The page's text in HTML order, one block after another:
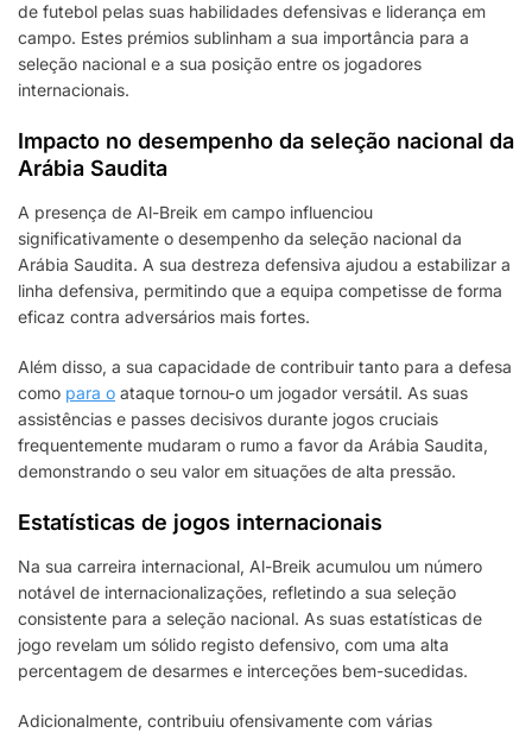
de futebol pelas suas habilidades defensivas e liderança em
campo. Estes prémios sublinham a sua importância para a
seleção nacional e a sua posição entre os jogadores
internacionais.
Impacto no desempenho da seleção nacional da
Arábia Saudita
A presença de Al-Breik em campo influenciou
significativamente o desempenho da seleção nacional da
Arábia Saudita. A sua destreza defensiva ajudou a estabilizar a
linha defensiva, permitindo que a equipa competisse de forma
eficaz contra adversários mais fortes.
Além disso, a sua capacidade de contribuir tanto para a defesa
como para o ataque tornou-o um jogador versátil. As suas
assistências e passes decisivos durante jogos cruciais
frequentemente mudaram o rumo a favor da Arábia Saudita,
demonstrando o seu valor em situações de alta pressão.
Estatísticas de jogos internacionais
Na sua carreira internacional, Al-Breik acumulou um número
notável de internacionalizações, refletindo a sua seleção
consistente para a seleção nacional. As suas estatísticas de
jogo revelam um sólido registo defensivo, com uma alta
percentagem de desarmes e interceções bem-sucedidas.
Adicionalmente, contribuiu ofensivamente com várias